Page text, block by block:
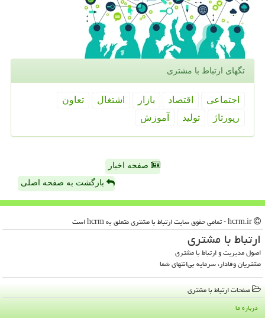
تگهای ارتباط با مشتری
اجتماعی اقتصاد بازار اشتغال
تعاون
رپورتاژ
تولید آموزش
صفحه اخبار
بازگشت به صفحه اصلی
ارتباط با مشتری
اصول مدیریت و ارتباط با مشتری
مشتریان وفادار، سرمایه بی‌انتهای شما
صفحات ارتباط با مشتری
درباره ما